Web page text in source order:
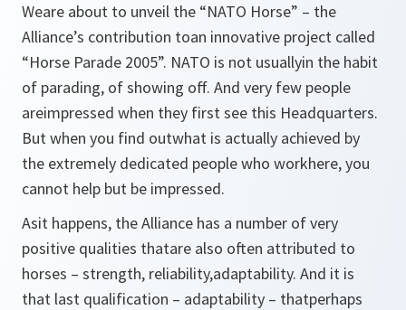
Weare about to unveil the “NATO Horse” – the
Alliance’s contribution toan innovative project called
“Horse Parade 2005”. NATO is not usuallyin the habit
of parading, of showing off. And very few people
areimpressed when they first see this Headquarters.
But when you find outwhat is actually achieved by
the extremely dedicated people who workhere, you
cannot help but be impressed.
Asit happens, the Alliance has a number of very
positive qualities thatare also often attributed to
horses – strength, reliability,adaptability. And it is
that last qualification – adaptability – thatperhaps